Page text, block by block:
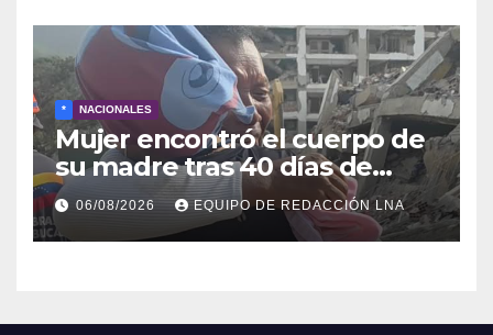
* NACIONALES
Mujer encontró el cuerpo de
su madre tras 40 días de
búsqueda en Tanaguarena
06/08/2026 EQUIPO DE REDACCIÓN LNA